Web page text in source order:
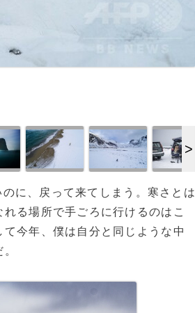
に、戻って来てしまう。寒さとは
る場所で手ごろに行けるのはこ
今年、僕は自分と同じような中